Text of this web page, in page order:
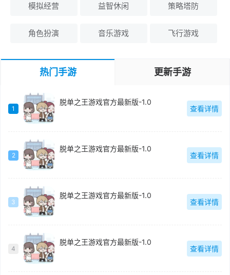
模拟经营 益智休闲 策略塔防
角色扮演 音乐游戏 飞行游戏
热门手游 更新手游
1
脱单之王游戏官方最新版-1.0
查看详情
2
脱单之王游戏官方最新版-1.0
查看详情
3
脱单之王游戏官方最新版-1.0
查看详情
4
脱单之王游戏官方最新版-1.0
查看详情